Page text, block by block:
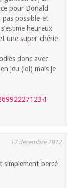
pour Donald
pas possible et
heureux
une super chérie
donc avec
jeu (lol) mais je
17 décembre 2012
simplement bercé